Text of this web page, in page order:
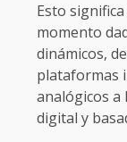
Esto
momento
dinámicos,
plataformas
analógicos
digital y